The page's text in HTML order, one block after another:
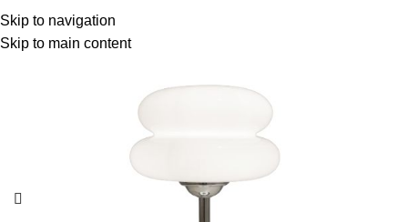
Skip to navigation
Skip to main content